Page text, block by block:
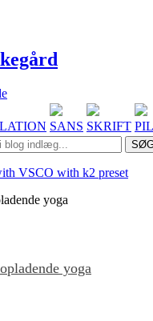
SANS SKRIFT
yoga
yoga